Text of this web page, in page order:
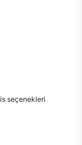
seçenekleri